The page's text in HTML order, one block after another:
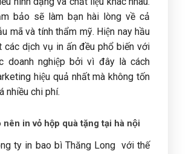
bảo sẽ làm bạn hài lòng về cả
mã và tính thẩm mỹ. Hiện nay hầu
các dịch vụ in ấn đều phổ biến với
doanh nghiệp bởi vì đây là cách
hiệu quả nhất mà không tốn
nhiều chi phí.
in vỏ hộp quà tặng tại hà nội
ty in bao bì Thăng Long với thế